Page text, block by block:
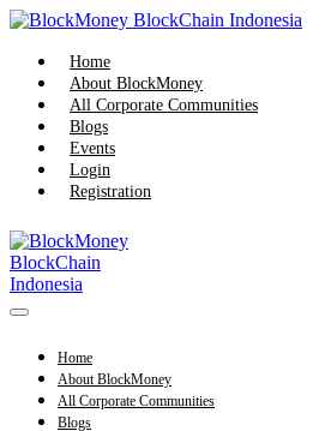
Skip
content
Home
About BlockMoney
All Corporate Communities
Blogs
Events
Login
Registration
Menu
Home
About BlockMoney
All Corporate Communities
Blogs